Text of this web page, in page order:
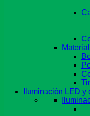
Iluminación LED y